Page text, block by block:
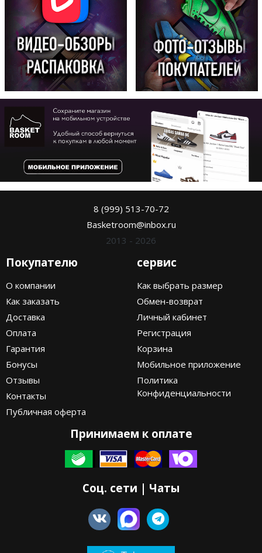
8 (999) 513-70-72
Basketroom@inbox.ru
2013 - 2026
Покупателю
О компании
Как заказать
Доставка
Оплата
Гарантия
Бонусы
Отзывы
Контакты
Публичная оферта
сервис
Как выбрать размер
Обмен-возврат
Личный кабинет
Регистрация
Корзина
Мобильное приложение
Политика
Конфиденциальности
Принимаем к оплате
Соц. сети | Чаты